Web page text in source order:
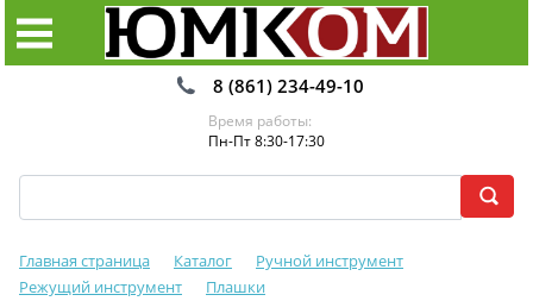
8 (861) 234-49-10
Время работы:
Пн-Пт 8:30-17:30
Главная страница Каталог
Ручной инструмент
Режущий инструмент
Плашки